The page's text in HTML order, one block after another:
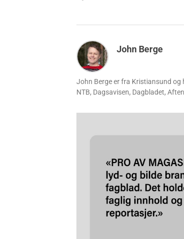
John Berge
John Berge er fra Kristiansund og
NTB, Dagsavisen, Dagbladet,